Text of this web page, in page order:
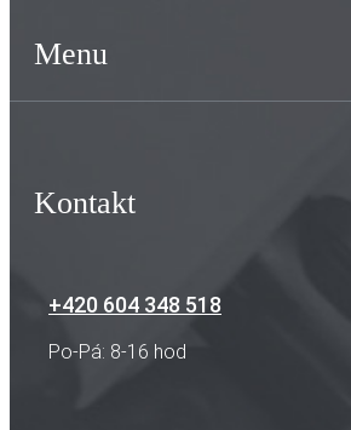
Menu
Kontakt
+420 604 348 518
Po-Pá: 8-16 hod